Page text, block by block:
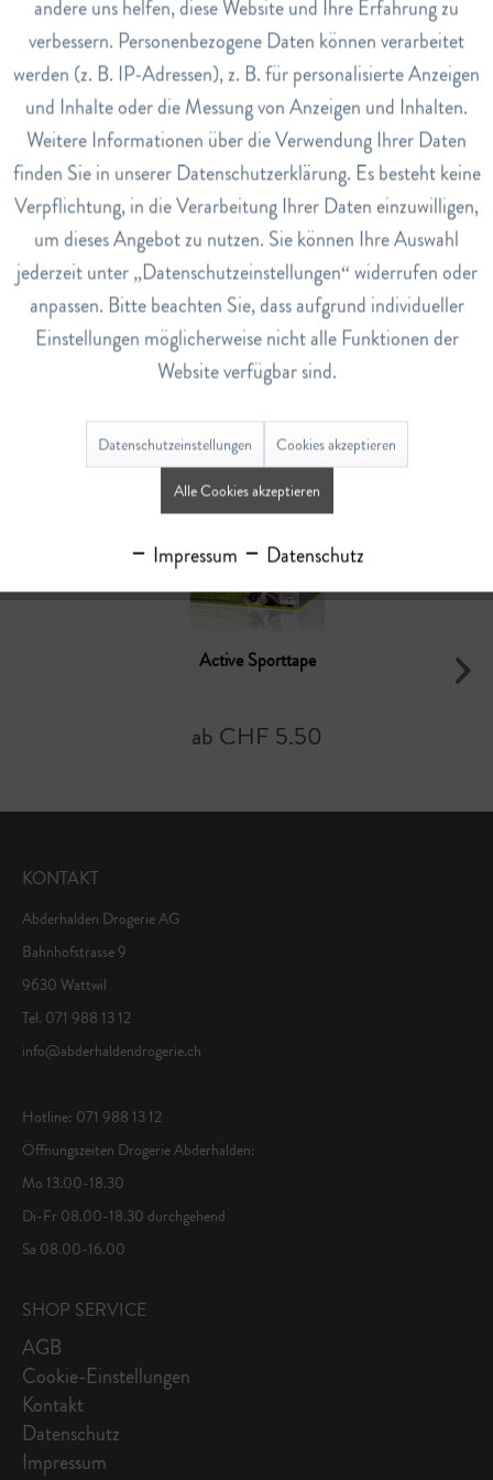
Zeitraum hinweg getragen werden.
Art.Nr.
7769380
EAN
8719172260762
Lagerbestand
Bewertungen0
Bewertungen lesen, schreiben und diskutieren...
Ähnliche Artikel
Active Sporttape
ab CHF 5.50
KONTAKT
Abderhalden Drogerie AG
Bahnhofstrasse 9
9630 Wattwil
Tel. 071 988 13 12
info@abderhaldendrogerie.ch
Hotline: 071 988 13 12
Öffnungszeiten Drogerie Abderhalden:
Mo 13.00-18.30
Di-Fr 08.00-18.30 durchgehend
Sa 08.00-16.00
SHOP SERVICE
AGB
Cookie-Einstellungen
Kontakt
Datenschutz
Impressum
Marketing Inaktiv
Tracking Inaktiv
Service Inaktiv
andere uns helfen, diese Website und Ihre Erfahrung zu
verbessern. Personenbezogene Daten können verarbeitet
werden (z. B. IP-Adressen), z. B. für personalisierte Anzeigen
und Inhalte oder die Messung von Anzeigen und Inhalten.
Weitere Informationen über die Verwendung Ihrer Daten
finden Sie in unserer Datenschutzerklärung. Es besteht keine
Verpflichtung, in die Verarbeitung Ihrer Daten einzuwilligen,
um dieses Angebot zu nutzen. Sie können Ihre Auswahl
jederzeit unter „Datenschutzeinstellungen“ widerrufen oder
anpassen. Bitte beachten Sie, dass aufgrund individueller
Einstellungen möglicherweise nicht alle Funktionen der
Website verfügbar sind.
Datenschutzeinstellungen Cookies akzeptieren
Alle Cookies akzeptieren
Impressum Datenschutz